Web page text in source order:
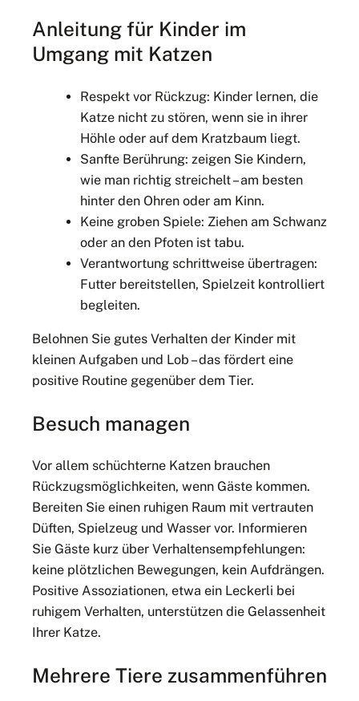
Anleitung für Kinder im
Umgang mit Katzen
Respekt vor Rückzug: Kinder lernen, die
Katze nicht zu stören, wenn sie in ihrer
Höhle oder auf dem Kratzbaum liegt.
Sanfte Berührung: zeigen Sie Kindern,
wie man richtig streichelt – am besten
hinter den Ohren oder am Kinn.
Keine groben Spiele: Ziehen am Schwanz
oder an den Pfoten ist tabu.
Verantwortung schrittweise übertragen:
Futter bereitstellen, Spielzeit kontrolliert
begleiten.
Belohnen Sie gutes Verhalten der Kinder mit
kleinen Aufgaben und Lob – das fördert eine
positive Routine gegenüber dem Tier.
Besuch managen
Vor allem schüchterne Katzen brauchen
Rückzugsmöglichkeiten, wenn Gäste kommen.
Bereiten Sie einen ruhigen Raum mit vertrauten
Düften, Spielzeug und Wasser vor. Informieren
Sie Gäste kurz über Verhaltensempfehlungen:
keine plötzlichen Bewegungen, kein Aufdrängen.
Positive Assoziationen, etwa ein Leckerli bei
ruhigem Verhalten, unterstützen die Gelassenheit
Ihrer Katze.
Mehrere Tiere zusammenführen